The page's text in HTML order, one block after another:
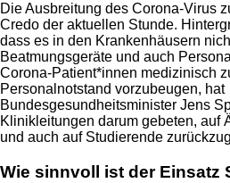
Die Ausbreitung des Corona-Virus
Credo der aktuellen Stunde.
dass es in den Krankenhäusern
Beatmungsgeräte und auch
Corona-Patient*innen medizinisch
Personalnotstand vorzubeugen, hat
Bundesgesundheitsminister Jens
Klinikleitungen darum gebeten, auf
und auch auf Studierende
Wie sinnvoll ist der Einsatz